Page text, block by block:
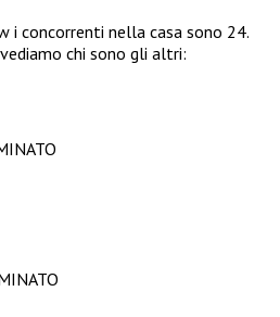
i concorrenti nella casa sono 24.
, vediamo chi sono gli altri: